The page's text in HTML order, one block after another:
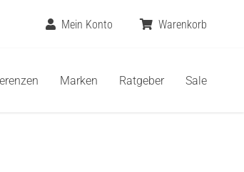
Mein Konto Warenkorb
Marken Ratgeber Sale